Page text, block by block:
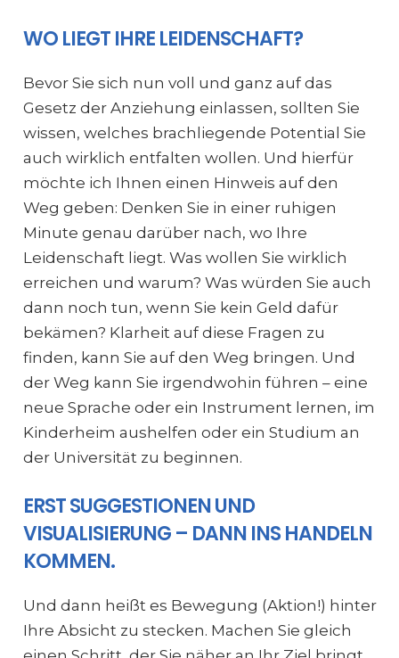
WO LIEGT IHRE LEIDENSCHAFT?
Bevor Sie sich nun voll und ganz auf das
Gesetz der Anziehung einlassen, sollten Sie
wissen, welches brachliegende Potential Sie
auch wirklich entfalten wollen. Und hierfür
möchte ich Ihnen einen Hinweis auf den
Weg geben: Denken Sie in einer ruhigen
Minute genau darüber nach, wo Ihre
Leidenschaft liegt. Was wollen Sie wirklich
erreichen und warum? Was würden Sie auch
dann noch tun, wenn Sie kein Geld dafür
bekämen? Klarheit auf diese Fragen zu
finden, kann Sie auf den Weg bringen. Und
der Weg kann Sie irgendwohin führen – eine
neue Sprache oder ein Instrument lernen, im
Kinderheim aushelfen oder ein Studium an
der Universität zu beginnen.
ERST SUGGESTIONEN UND
VISUALISIERUNG – DANN INS HANDELN
KOMMEN.
Und dann heißt es Bewegung (Aktion!) hinter
Ihre Absicht zu stecken. Machen Sie gleich